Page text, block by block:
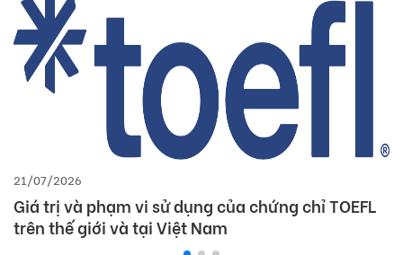
21/07/2026
Giá trị và phạm vi sử dụng của chứng chỉ TOEFL
trên thế giới và tại Việt Nam